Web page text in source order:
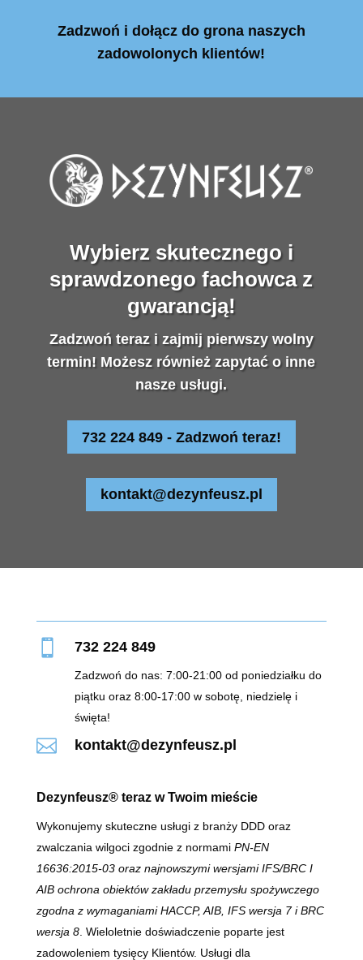
Zadzwoń i dołącz do grona naszych
zadowolonych klientów!
Wybierz skutecznego i
sprawdzonego fachowca z
gwarancją!
Zadzwoń teraz i zajmij pierwszy wolny
termin! Możesz również zapytać o inne
nasze usługi.
732 224 849 - Zadzwoń teraz!
kontakt@dezynfeusz.pl
 732 224 849
Zadzwoń do nas: 7:00-21:00 od poniedziałku do
piątku oraz 8:00-17:00 w sobotę, niedzielę i
święta!
 kontakt@dezynfeusz.pl
Dezynfeusz® teraz w Twoim mieście
Wykonujemy skuteczne usługi z branży DDD oraz
zwalczania wilgoci zgodnie z normami PN-EN
16636:2015-03 oraz najnowszymi wersjami IFS/BRC I
AIB ochrona obiektów zakładu przemysłu spożywczego
zgodna z wymaganiami HACCP, AIB, IFS wersja 7 i BRC
wersja 8. Wieloletnie doświadczenie poparte jest
zadowoleniem tysięcy Klientów. Usługi dla